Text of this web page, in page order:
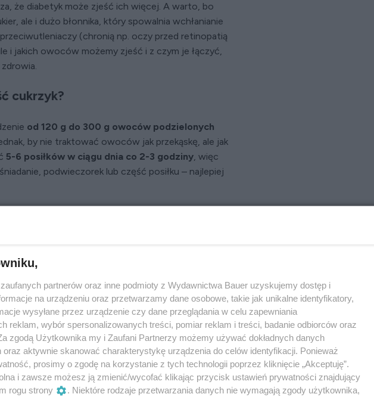
że diabetyk może zjeść ich więcej. A warto, bo
ale i dużo błonnika, który spowalnia wchłanianie
(chronią np. oczy przed retinopatią
i jakich owoców możemy zjeść i z czym je łączyć,
cukrzyk?
od 120 g do 300 g owoców podzielonych
by nie traktować owoców jak przekąskę, ale jak
5-6 posiłków w ciągu dnia co 2-3 godziny, więc
podwieczorek lub część posiłku – najlepiej
za bardzo podnieść glikemię po nocy, a na
trawienny. Wielkość porcji jest uzależniona
(100 g) danego owocu zawiera, czyli tzw.
cukrzyka?
cukru, wybierajmy owoce, które nie tylko mają
indeks glikemiczny. Te warunki najlepiej
porcji):
partnerów oraz inne podmioty z Wydawnictwa Bauer uzyskujemy dostęp i
na urządzeniu oraz przetwarzamy dane osobowe, takie jak unikalne identyfikatory,
wysyłane przez urządzenie czy dane przeglądania w celu zapewniania
reklam, wybór spersonalizowanych treści, pomiar reklam i treści, badanie odbiorców oraz
zgodą Użytkownika my i Zaufani Partnerzy możemy używać dokładnych danych
oraz aktywnie skanować charakterystykę urządzenia do celów identyfikacji. Ponieważ
prosimy o zgodę na korzystanie z tych technologii poprzez kliknięcie „Akceptuję”.
i zawsze możesz ją zmienić/wycofać klikając przycisk ustawień prywatności znajdujący
rogu strony
. Niektóre rodzaje przetwarzania danych nie wymagają zgody użytkownika,